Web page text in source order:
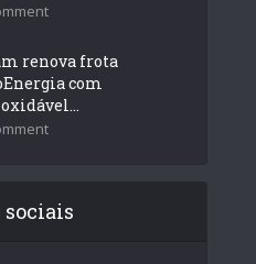
renova frota
com
sociais